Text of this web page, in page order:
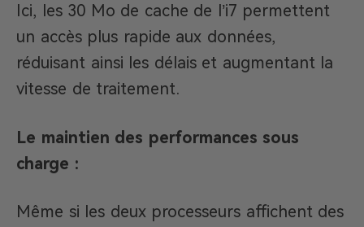
Ici, les 30 Mo de cache de l’i7 permettent
un accès plus rapide aux données,
réduisant ainsi les délais et augmentant la
vitesse de traitement.
Le maintien des performances sous
charge :
Même si les deux processeurs affichent des